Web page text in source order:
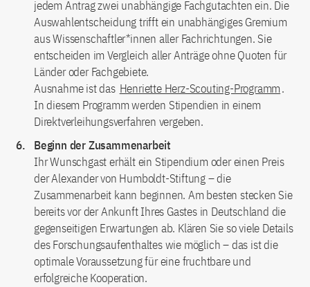
jedem Antrag zwei unabhängige Fachgutachten ein. Die
Auswahlentscheidung trifft ein unabhängiges Gremium
aus Wissenschaftler*innen aller Fachrichtungen. Sie
entscheiden im Vergleich aller Anträge ohne Quoten für
Länder oder Fachgebiete.
Ausnahme ist das Henriette Herz-Scouting-Programm.
In diesem Programm werden Stipendien in einem
Direktverleihungsverfahren vergeben.
Beginn der Zusammenarbeit
Ihr Wunschgast erhält ein Stipendium oder einen Preis
der Alexander von Humboldt-Stiftung – die
Zusammenarbeit kann beginnen. Am besten stecken Sie
bereits vor der Ankunft Ihres Gastes in Deutschland die
gegenseitigen Erwartungen ab. Klären Sie so viele Details
des Forschungsaufenthaltes wie möglich – das ist die
optimale Voraussetzung für eine fruchtbare und
erfolgreiche Kooperation.